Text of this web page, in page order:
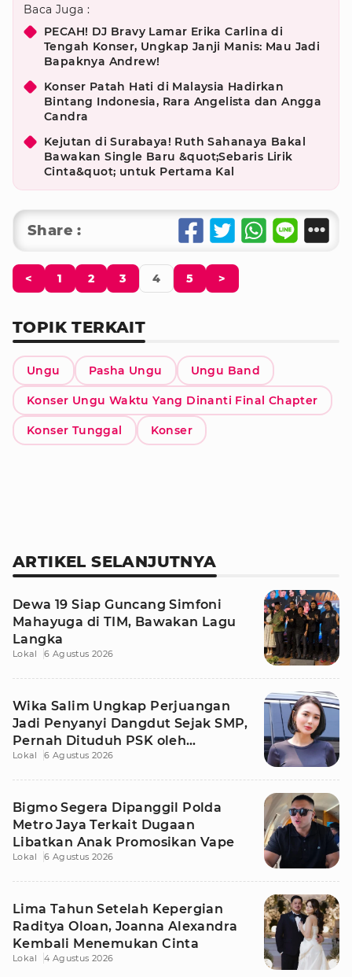
Baca Juga :
PECAH! DJ Bravy Lamar Erika Carlina di
Tengah Konser, Ungkap Janji Manis: Mau Jadi
Bapaknya Andrew!
Konser Patah Hati di Malaysia Hadirkan
Bintang Indonesia, Rara Angelista dan Angga
Candra
Kejutan di Surabaya! Ruth Sahanaya Bakal
Bawakan Single Baru &quot;Sebaris Lirik
Cinta&quot; untuk Pertama Kal
Share :
< 1 2 3 4 5 >
TOPIK TERKAIT
Ungu Pasha Ungu Ungu Band
Konser Ungu Waktu Yang Dinanti Final Chapter
Konser Tunggal Konser
ARTIKEL SELANJUTNYA
Dewa 19 Siap Guncang Simfoni
Mahayuga di TIM, Bawakan Lagu
Langka
Lokal 6 Agustus 2026
Wika Salim Ungkap Perjuangan
Jadi Penyanyi Dangdut Sejak SMP,
Pernah Dituduh PSK oleh
Tetangga
Lokal 6 Agustus 2026
Bigmo Segera Dipanggil Polda
Metro Jaya Terkait Dugaan
Libatkan Anak Promosikan Vape
Lokal 6 Agustus 2026
Lima Tahun Setelah Kepergian
Raditya Oloan, Joanna Alexandra
Kembali Menemukan Cinta
Lokal 4 Agustus 2026